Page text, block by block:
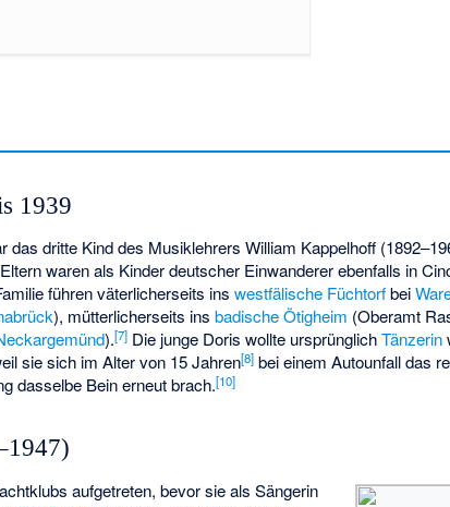
1939
das dritte Kind des Musiklehrers William Kappelhoff
waren als Kinder deutscher Einwanderer ebenfalls in
führen väterlicherseits inswestfälische Füchtorfbei
), mütterlicherseits insbadische Ötigheim (Oberamt
).[7] Die junge Doris wollte ursprünglichTänzerin
sie sich im Alter von 15 Jahren[8] bei einem Autounfall das
dasselbe Bein erneut brach.[10]
aufgetreten, bevor sie als Sängerin